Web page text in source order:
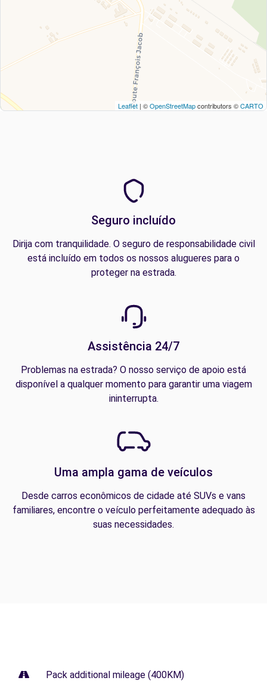
Leaflet | ©OpenStreetMapcontributors ©CARTO
Seguro incluído
Dirija com tranquilidade. O seguro de responsabilidade civil
está incluído em todos os nossos alugueres para o
proteger na estrada.
Assistência 24/7
Problemas na estrada? O nosso serviço de apoio está
disponível a qualquer momento para garantir uma viagem
ininterrupta.
Uma ampla gama de veículos
Desde carros econômicos de cidade até SUVs e vans
familiares, encontre o veículo perfeitamente adequado às
suas necessidades.
Pack additional mileage (400KM)